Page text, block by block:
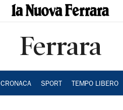
Ferrara
CRONACA SPORT TEMPO LIBERO